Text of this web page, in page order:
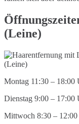
(Leine)
Montag 11:30 – 18:00
Dienstag 9:00 – 17:00
Mittwoch 8:30 –